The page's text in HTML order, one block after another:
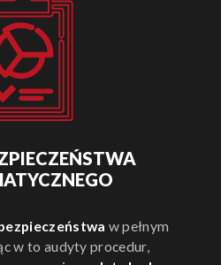
w pełnym
w to audyty procedur,